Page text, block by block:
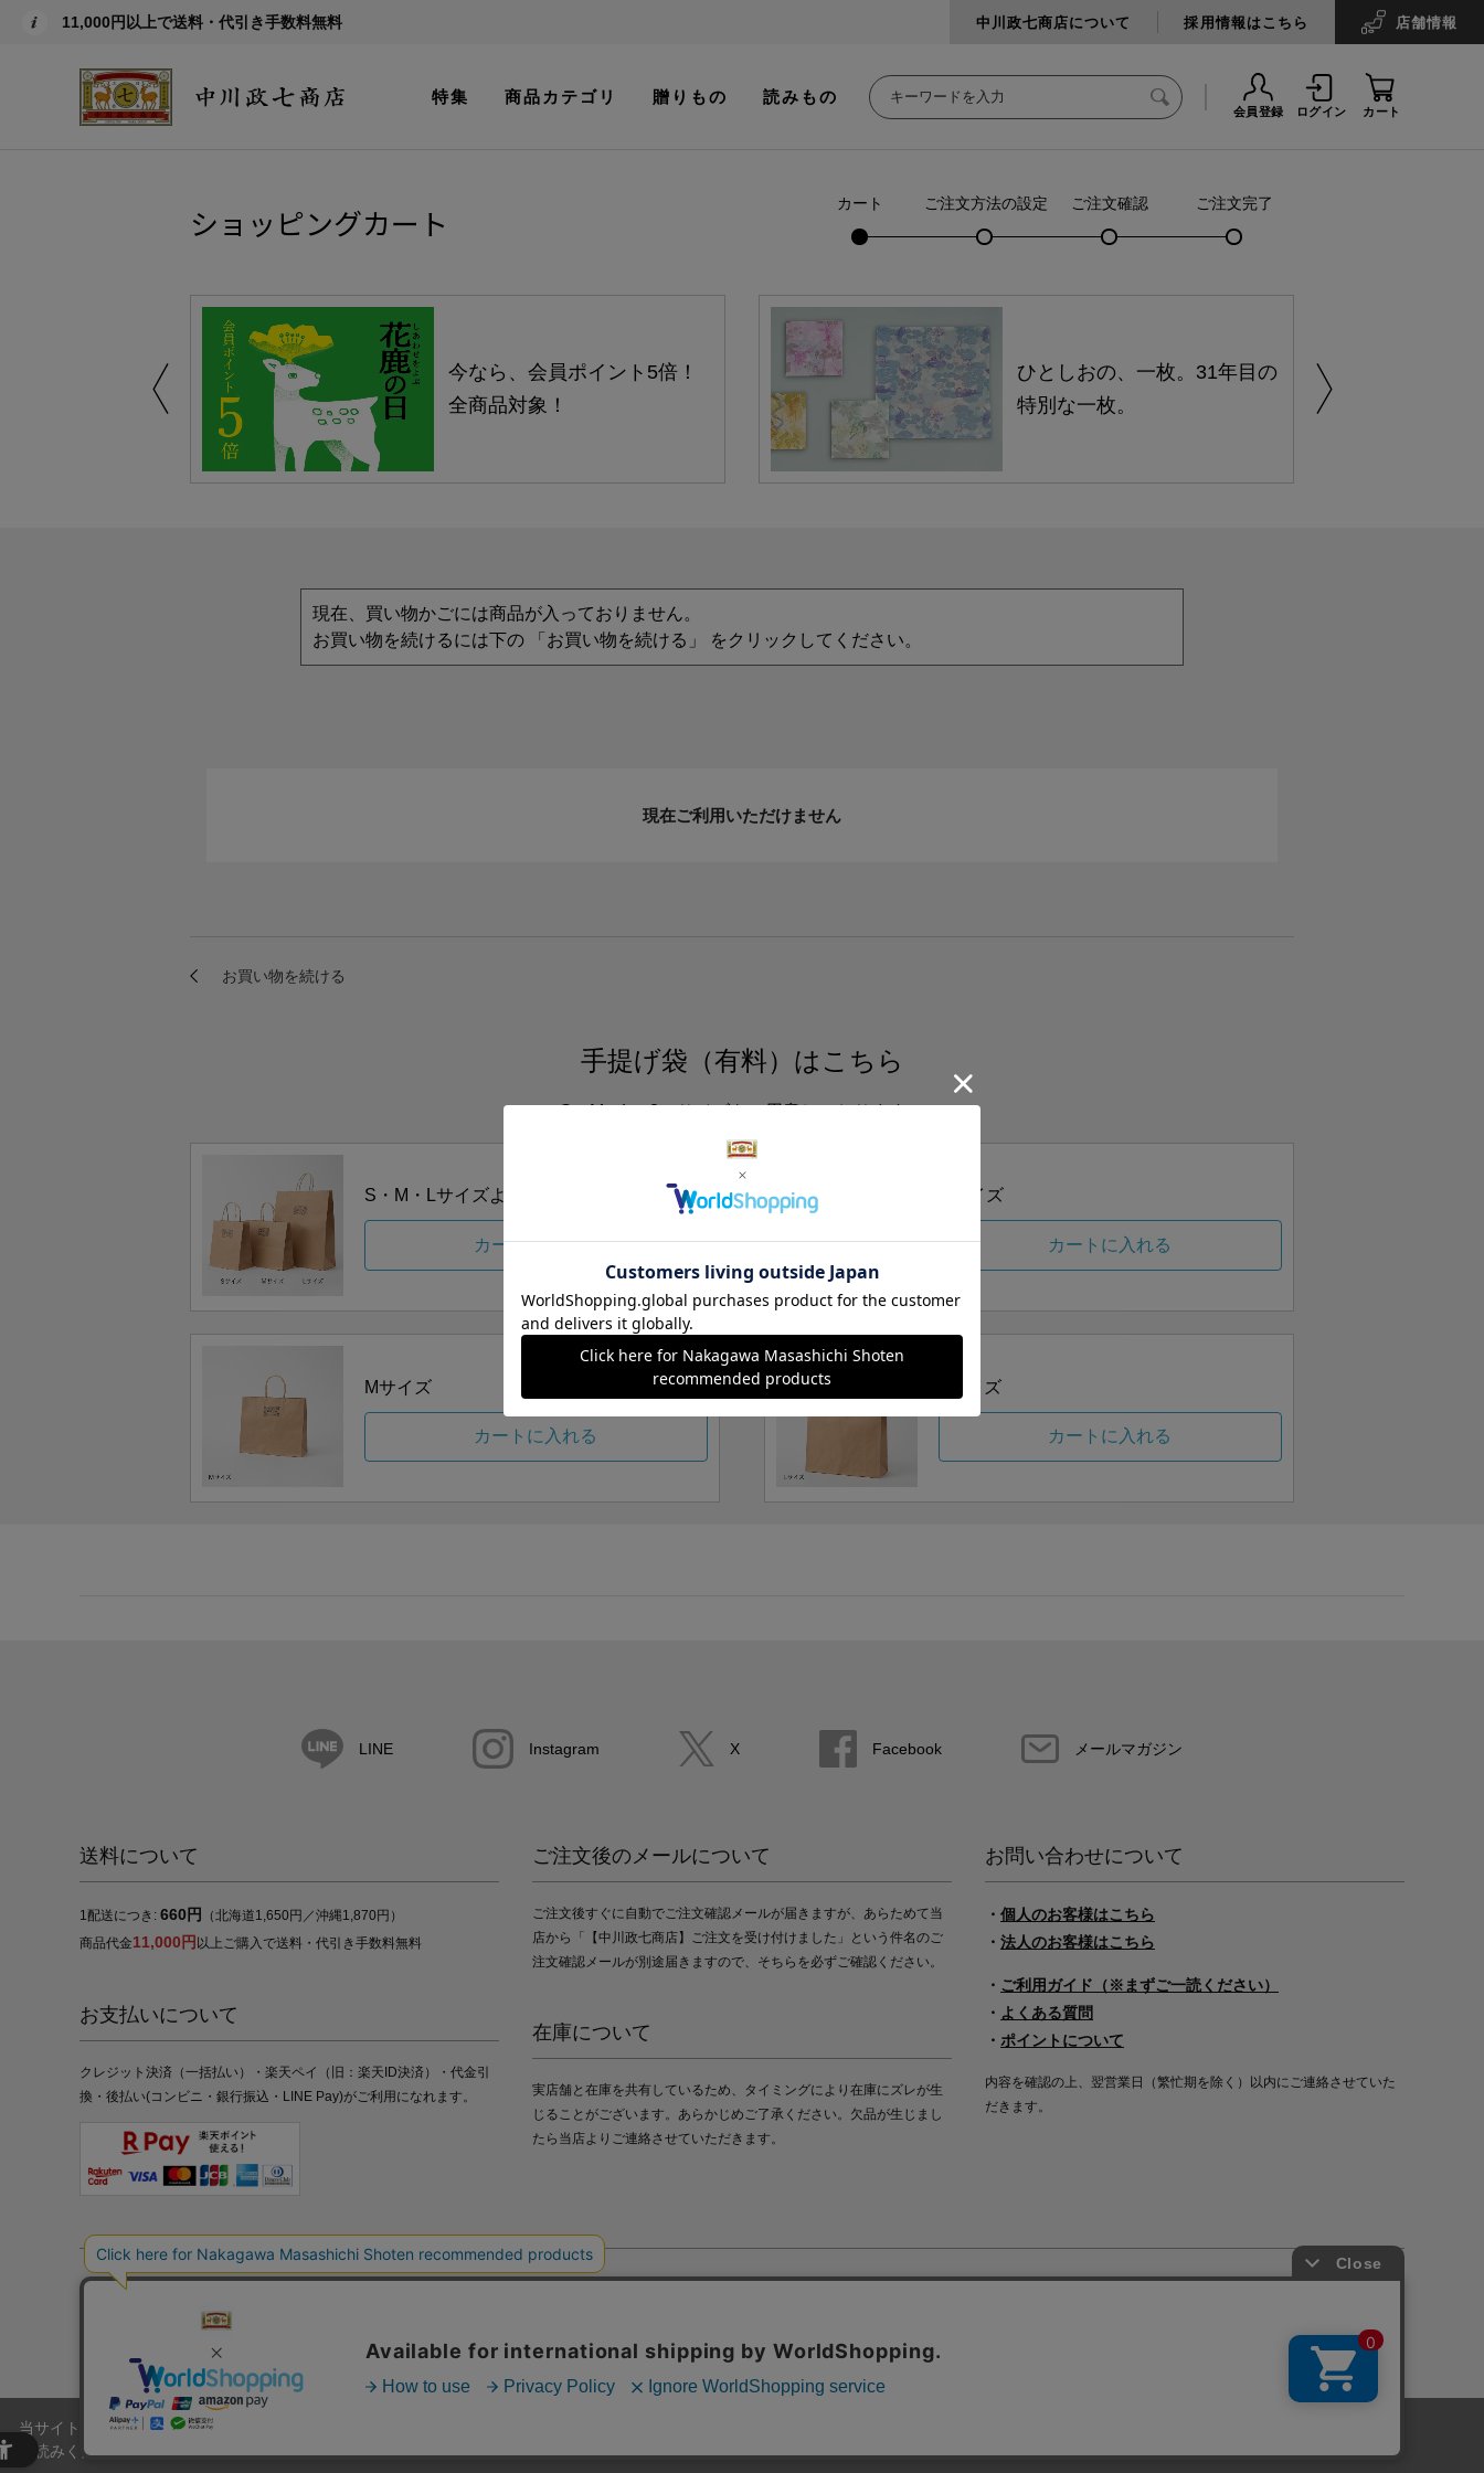
11,000円以上で送料・代引き手数料無料 中川政七商店について 採用情報はこちら 店舗情報
特集 商品カテゴリ 贈りもの 読みもの
会員登録 ログイン カート
ショッピングカート カート ご注文方法の設定 ご注文確認 ご注文完了
今なら、会員ポイント5倍！
全商品対象！
ひとしおの、一枚。31年目の
特別な一枚。
現在、買い物かごには商品が入っておりません。
お買い物を続けるには下の 「お買い物を続ける」 をクリックしてください。
現在ご利用いただけません
手提げ袋（有料）はこちら
S・M・Lの3つサイズをご用意しております。
S・M・Lサイズより当店にお任せ
カートに入れる
Sサイズ
カートに入れる
Mサイズ
カートに入れる
Lサイズ
カートに入れる
LINE Instagram X Facebook メールマガジン
送料について
1配送につき: 660円
（北海道1,650円／沖縄1,870円）
商品代金11,000円 以上ご購入で送料・代引き手数料無料
お支払いについて
クレジット決済（一括払い）・楽天ペイ（旧：楽天ID決済）・代金引
換・後払い(コンビニ・銀行振込・LINE Pay)がご利用になれます。
ご注文後のメールについて
ご注文後すぐに自動でご注文確認メールが届きますが、あらためて当
店から「【中川政七商店】ご注文を受け付けました」という件名のご
注文確認メールが別途届きますので、そちらを必ずご確認ください。
在庫について
実店舗と在庫を共有しているため、タイミングにより在庫にズレが生
じることがございます。あらかじめご了承ください。欠品が生じまし
たら当店よりご連絡させていただきます。
お問い合わせについて
・ 個人のお客様はこちら
・ 法人のお客様はこちら
・ ご利用ガイド（※まずご一読ください）
・ よくある質問
・ ポイントについて
内容を確認の上、翌営業日（繁忙期を除く）以内にご連絡させていた
だきます。
プライバシーポリシー
当サイトでは、当サイト内における閲覧履歴・属性情報などの取得および利便性向上のためにクッキー（Cookie）を使用いたします。詳細に関しては「
お読みください。